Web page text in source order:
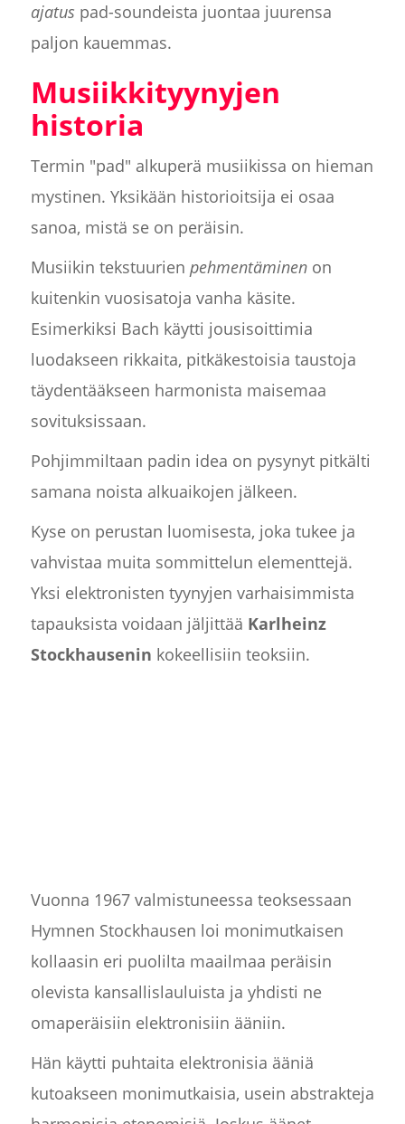
ajatus pad-soundeista juontaa juurensa
paljon kauemmas.
Musiikkityynyjen
historia
Termin "pad" alkuperä musiikissa on hieman
mystinen. Yksikään historioitsija ei osaa
sanoa, mistä se on peräisin.
Musiikin tekstuurien pehmentäminenon
kuitenkin vuosisatoja vanha käsite.
Esimerkiksi Bach käytti jousisoittimia
luodakseen rikkaita, pitkäkestoisia taustoja
täydentääkseen harmonista maisemaa
sovituksissaan.
Pohjimmiltaan padin idea on pysynyt pitkälti
samana noista alkuaikojen jälkeen.
Kyse on perustan luomisesta, joka tukee ja
vahvistaa muita sommittelun elementtejä.
Yksi elektronisten tyynyjen varhaisimmista
tapauksista voidaan jäljittää Karlheinz
Stockhausenin kokeellisiin teoksiin.
Vuonna 1967 valmistuneessa teoksessaan
Hymnen Stockhausen loi monimutkaisen
kollaasin eri puolilta maailmaa peräisin
olevista kansallislauluista ja yhdisti ne
omaperäisiin elektronisiin ääniin.
Hän käytti puhtaita elektronisia ääniä
kutoakseen monimutkaisia, usein abstrakteja